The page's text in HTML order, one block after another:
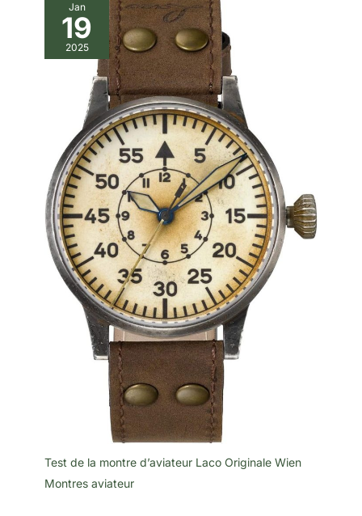
Jan
19
2025
Test de la montre d’aviateur Laco Originale Wien
Montres aviateur